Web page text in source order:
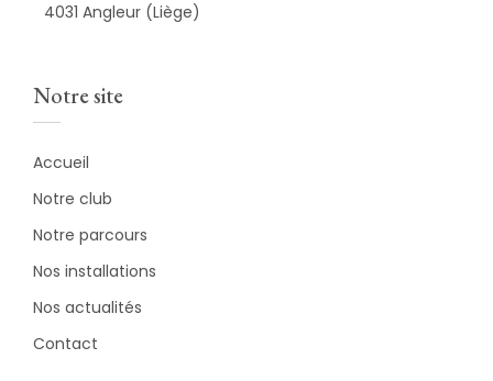
4031 Angleur (Liège)
Notre site
Accueil
Notre club
Notre parcours
Nos installations
Nos actualités
Contact